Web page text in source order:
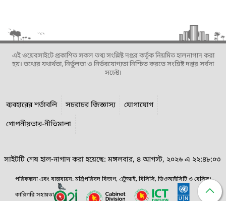
এই ওয়েবসাইটে প্রকাশিত সকল তথ্য সংশ্লিষ্ট দপ্তর কর্তৃক নিয়মিত হালনাগাদ করা
হয়। তথ্যের যথার্থতা, নির্ভুলতা ও নির্ভরযোগ্যতা নিশ্চিত করতে সংশ্লিষ্ট দপ্তর সর্বদা
সচেষ্ট।
ব্যবহারের শর্তাবলি সচরাচর জিজ্ঞাস্য
যোগাযোগ
গোপনীয়তার-নীতিমালা
সাইটটি শেষ হাল-নাগাদ করা হয়েছে: মঙ্গলবার, ৪ আগস্ট, ২০২৬ এ ২২:৪৮:০৩
পরিকল্পনা এবং বাস্তবায়ন: মন্ত্রিপরিষদ বিভাগ, এটুআই, বিসিসি, ডিওআইসিটি ও বেসিস।
কারিগরি সহায়তা